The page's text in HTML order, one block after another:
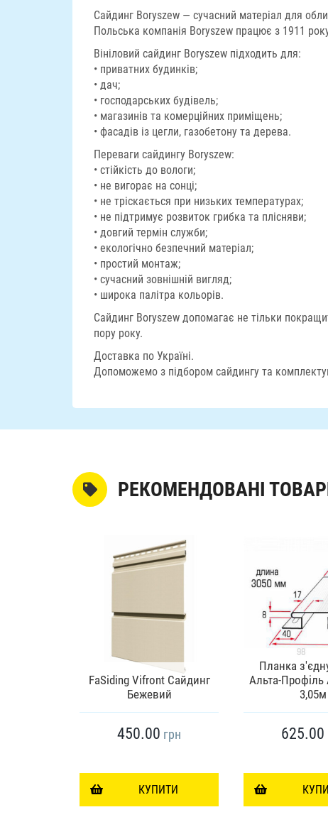
Сайдинг Boryszew — сучасний матеріал для
Польська компанія Boryszew працює з 1911
Вініловий сайдинг Boryszew підходить для:
• приватних будинків;
• дач;
• господарських будівель;
• магазинів та комерційних приміщень;
• фасадів із цегли, газобетону та дерева.
Переваги сайдингу Boryszew:
• стійкість до вологи;
• не вигорає на сонці;
• не тріскається при низьких температурах;
• не підтримує розвиток грибка та плісняви;
• довгий термін служби;
• екологічно безпечний матеріал;
• простий монтаж;
• сучасний зовнішній вигляд;
• широка палітра кольорів.
Сайдинг Boryszew допомагає не тільки
пору року.
Доставка по Україні.
Допоможемо з підбором сайдингу та
РЕКОМЕНДОВАНІ
FaSiding Vifront Сайдинг
Бежевий
450.00 грн
КУПИТИ
Планка
Альта-Профіль
3,05м
625.00